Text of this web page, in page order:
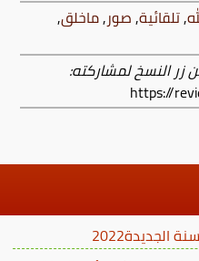
,تلقائية,صور,ماخلق,
زر النسخ لمشاركته:
https://